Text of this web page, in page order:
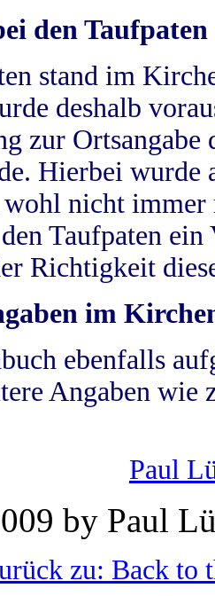
den Taufpaten
stand im
deshalb
zur
Hierbei wurde
wohl nicht
Taufpaten
Richtigkeit
im
ebenfalls
Angaben wie
Paul
by Paul
zu: Back to